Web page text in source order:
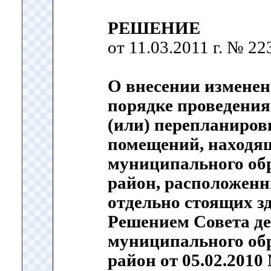
РЕШЕНИЕ
от 11.03.2011 г. №
О внесении
порядке
(или)
помещений,
муниципального
район,
отдельно стоящих
Решением Совета
муниципального
район от